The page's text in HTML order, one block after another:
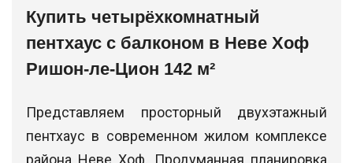
Купить четырёхкомнатный
пентхаус с балконом в Неве Хоф
Ришон-ле-Цион 142 м²
Представляем просторный двухэтажный
пентхаус в современном жилом комплексе
района Неве Хоф. Продуманная планировка